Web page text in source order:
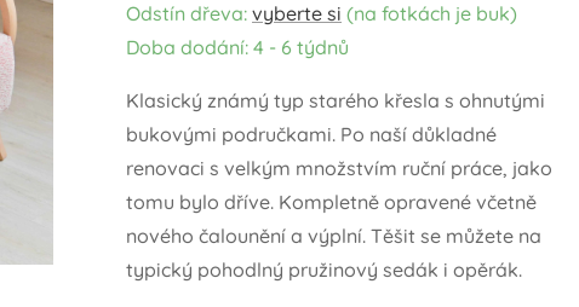
Odstín dřeva: vyberte si (na fotkách je buk)
Doba dodání: 4 - 6 týdnů
Klasický známý typ starého křesla s ohnutými
bukovými područkami. Po naší důkladné
renovaci s velkým množstvím ruční práce, jako
tomu bylo dříve. Kompletně opravené včetně
nového čalounění a výplní. Těšit se můžete na
typický pohodlný pružinový sedák i opěrák.